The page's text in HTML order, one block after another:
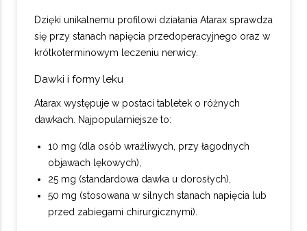
Dzięki unikalnemu profilowi działania Atarax sprawdza
się przy stanach napięcia przedoperacyjnego oraz w
krótkoterminowym leczeniu nerwicy.
Dawki i formy leku
Atarax występuje w postaci tabletek o różnych
dawkach. Najpopularniejsze to:
10 mg (dla osób wrażliwych, przy łagodnych
objawach lękowych),
25 mg (standardowa dawka u dorosłych),
50 mg (stosowana w silnych stanach napięcia lub
przed zabiegami chirurgicznymi).